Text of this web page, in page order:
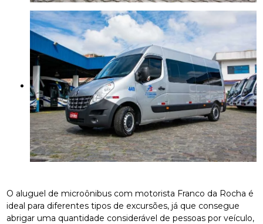
O aluguel de microônibus com motorista Franco da Rocha é
ideal para diferentes tipos de excursões, já que consegue
abrigar uma quantidade considerável de pessoas por veículo,